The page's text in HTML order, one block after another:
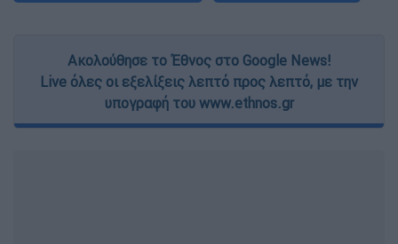
Ακολούθησε το Έθνος στο Google News!
Live όλες οι εξελίξεις λεπτό προς λεπτό, με την
υπογραφή του www.ethnos.gr